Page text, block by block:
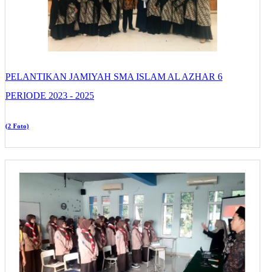
PELANTIKAN JAMIYAH SMA ISLAM AL AZHAR 6
PERIODE 2023 - 2025
(2 Foto)